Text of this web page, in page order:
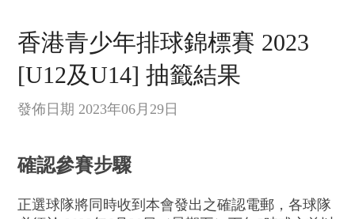
香港青少年排球錦標賽 2023
[U12及U14] 抽籤結果
發佈日期 2023年06月29日
確認參賽步驟
正選球隊將同時收到本會發出之確認電郵，各球隊